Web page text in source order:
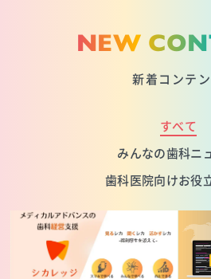
NEW
新着コンテ
すべて
みんなの歯科ニ
歯科医院向けお役